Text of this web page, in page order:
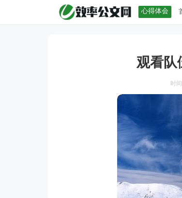
心得体会
观看队
时